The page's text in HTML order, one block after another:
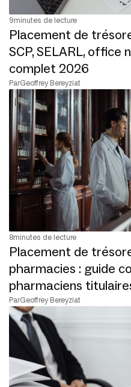
9minutes de lecture
Placement de
SCP, SELARL,
complet 2026
ParGeoffrey Bereyziat
8minutes de lecture
Placement de
pharmacies : guide
pharmaciens
ParGeoffrey Bereyziat